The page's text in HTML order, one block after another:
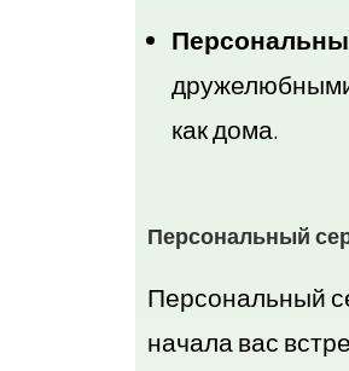
дружелюбными
как дома.
Персональный
Персональный
начала вас